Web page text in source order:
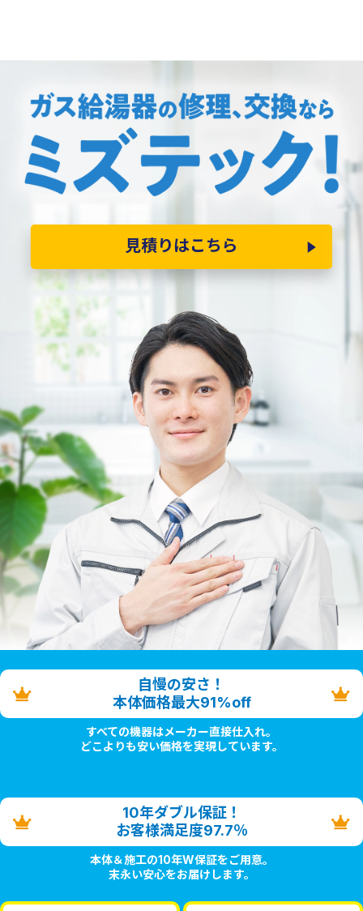
見積りはこちら
自慢の安さ！
本体価格最大91%off
すべての機器はメーカー直接仕入れ。
どこよりも安い価格を実現しています。
10年ダブル保証！
お客様満足度97.7％
本体＆施工の10年W保証をご用意。
末永い安心をお届けします。